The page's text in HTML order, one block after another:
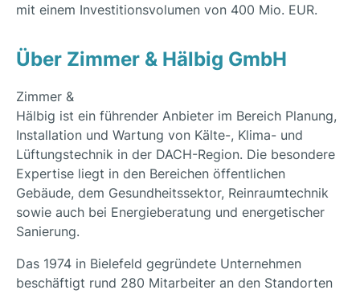
mit einem Investitionsvolumen von 400 Mio. EUR.
Über Zimmer & Hälbig GmbH
Zimmer &
Hälbig ist ein führender Anbieter im Bereich Planung,
Installation und Wartung von Kälte-, Klima- und
Lüftungstechnik in der DACH-Region. Die besondere
Expertise liegt in den Bereichen öffentlichen
Gebäude, dem Gesundheitssektor, Reinraumtechnik
sowie auch bei Energieberatung und energetischer
Sanierung.
Das 1974 in Bielefeld gegründete Unternehmen
beschäftigt rund 280 Mitarbeiter an den Standorten